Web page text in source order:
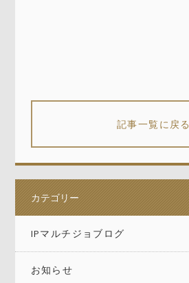
記事一覧に戻る
カテゴリー
IPマルチジョブログ
お知らせ